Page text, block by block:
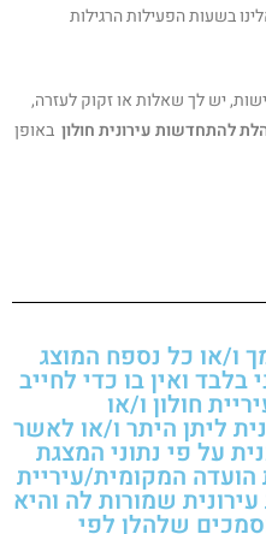
בשעות הפעילות הרגילות
יש לך שאלות או זקוק לעזרה,
להתחדשות עירונית חולון באופן
ו/או כל נספח המוצג
ואין בו כדי לחייב
חולון ו/או
ליתן היתר ו/או לאשר
על פי נתוני המצגת
המקומית/עיריית
שמורות לה והיא
שלהלן לפי